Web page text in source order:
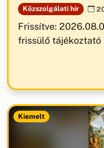
Közszolgálati hír
Frissítve:
frissülő tájékoztató
Kiemelt